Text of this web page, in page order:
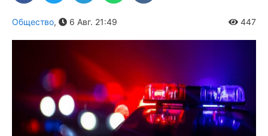
Общество, 6 Авг. 21:49 447